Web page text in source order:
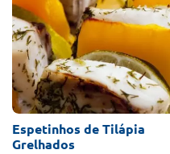
Espetinhos de Tilápia
Grelhados